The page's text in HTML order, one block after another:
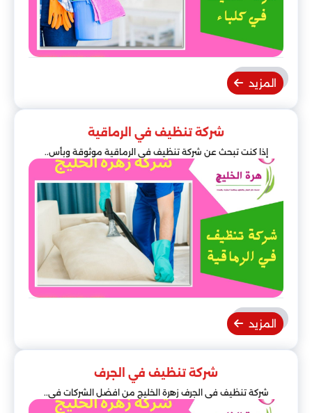
المزيد
شركة تنظيف في الرماقية
إذا كنت تبحث عن شركة تنظيف في الرماقية موثوقة وبأس..
المزيد
شركة تنظيف في الجرف
شركة تنظيف في الجرف زهرة الخليج من افضل الشركات في..